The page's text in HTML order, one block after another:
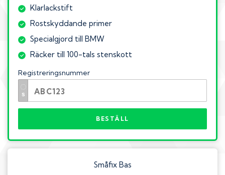
Klarlackstift
Rostskyddande primer
Specialgjord till BMW
Räcker till 100-tals stenskott
Registreringsnummer
BESTÄLL
Småfix Bas